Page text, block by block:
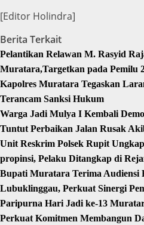
[Editor Holindra]
Berita Terkait
Pelantikan Relawan M. Rasyid
Muratara,Targetkan pada Pemilu
Kapolres Muratara Tegaskan
Terancam Sanksi Hukum
Warga Jadi Mulya I Kembali
Tuntut Perbaikan Jalan Rusak
Unit Reskrim Polsek Rupit
propinsi, Pelaku Ditangkap di
Bupati Muratara Terima Audiensi
Lubuklinggau, Perkuat Sinergi
Paripurna Hari Jadi ke-13
Perkuat Komitmen Membangun